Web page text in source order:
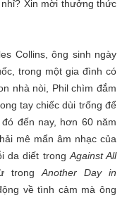
Xin mời thưởng thức
Collins, ông sinh ngày
trong một gia đình có
nhà nòi, Phil chìm đắm
tay chiếc dùi trống để
đến nay, hơn 60 năm
mê mẩn âm nhạc của
da diết trong Against All
trong Another Day in
về tình cảm mà ông